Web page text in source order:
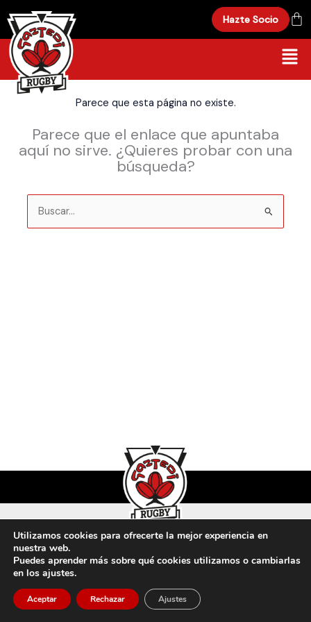
contenido
Hazte Socio
Parece que esta página no existe.
Parece que el enlace que apuntaba
aquí no sirve. ¿Quieres probar con una
búsqueda?
Buscar
por:
Utilizamos cookies para ofrecerte la mejor experiencia en
nuestra web.
Puedes aprender más sobre qué cookies utilizamos o cambiarlas
en los ajustes.
Aceptar Rechazar Ajustes